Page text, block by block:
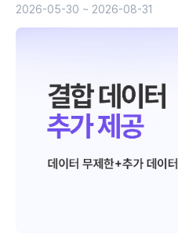
2026-05-30 ~ 2026-08-31